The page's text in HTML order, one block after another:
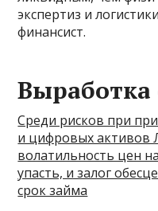
экспертиз и
финансист.
Среди рисков при
и цифровых активов
волатильность цен
упасть, и залог
срок займа